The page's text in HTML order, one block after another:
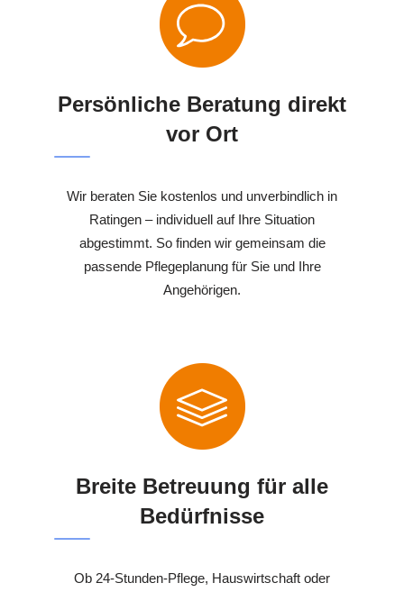
Persönliche Beratung direkt
vor Ort
Wir beraten Sie kostenlos und unverbindlich in
Ratingen – individuell auf Ihre Situation
abgestimmt. So finden wir gemeinsam die
passende Pflegeplanung für Sie und Ihre
Angehörigen.
Breite Betreuung für alle
Bedürfnisse
Ob 24-Stunden-Pflege, Hauswirtschaft oder